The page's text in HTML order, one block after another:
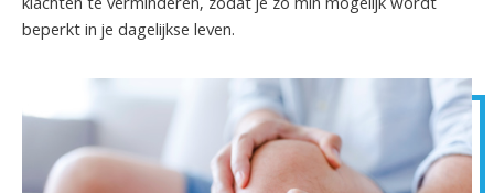
beperkt in je dagelijkse leven.